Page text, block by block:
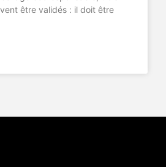
être validés : il doit être